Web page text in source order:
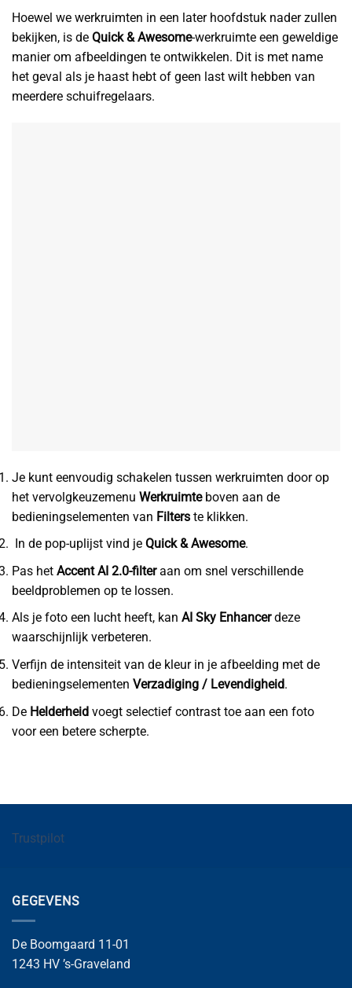
Hoewel we werkruimten in een later hoofdstuk nader zullen
bekijken, is de Quick & Awesome-werkruimte een geweldige
manier om afbeeldingen te ontwikkelen. Dit is met name
het geval als je haast hebt of geen last wilt hebben van
meerdere schuifregelaars.
Je kunt eenvoudig schakelen tussen werkruimten door op
het vervolgkeuzemenu Werkruimteboven aan de
bedieningselementen van Filters te klikken.
In de pop-uplijst vind je Quick & Awesome.
Pas het Accent AI 2.0-filteraan om snel verschillende
beeldproblemen op te lossen.
Als je foto een lucht heeft, kan AI Sky Enhancerdeze
waarschijnlijk verbeteren.
Verfijn de intensiteit van de kleur in je afbeelding met de
bedieningselementen Verzadiging / Levendigheid.
De Helderheid voegt selectief contrast toe aan een foto
voor een betere scherpte.
Trustpilot
GEGEVENS
De Boomgaard 11-01
1243 HV ’s-Graveland